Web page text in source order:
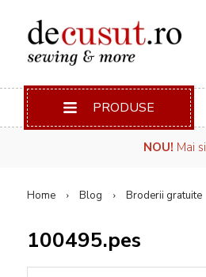
PRODUSE
NOU! Mai
Home Blog Broderii gratuite
100495.pes